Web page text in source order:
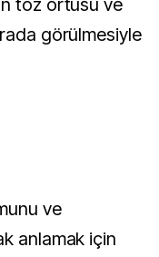
toz örtüsü ve
görülmesiyle
ve
anlamak için